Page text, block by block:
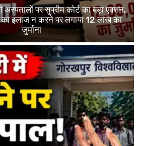
अस्पतालों पर सुप्रीम कोर्ट का बड़ा एक्शन,
का इलाज न करने पर लगाया 12 लाख का
जुर्माना